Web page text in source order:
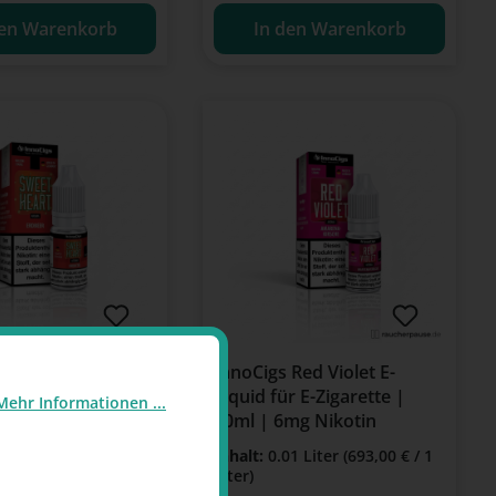
Warenkorb In den Warenkorb
für E-
InnoCigs Red Violet E-
Liquid für E-Zigarette |
10ml | 6mg Nikotin
Inhalt: 0.01 Liter (693,00 € / 1
Liter)
Informationen ...